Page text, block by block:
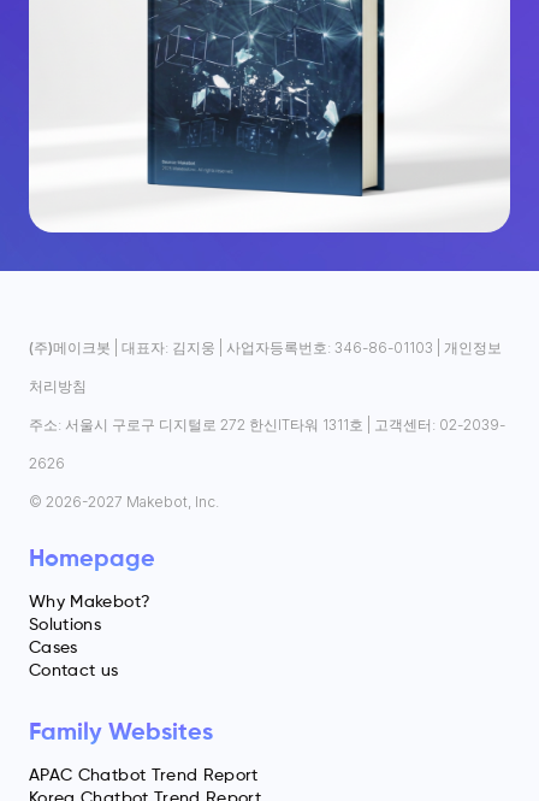
(주)메이크봇 | 대표자: 김지웅 | 사업자등록번호: 346-86-01103 | 개인정보
처리방침
주소: 서울시 구로구 디지털로 272 한신IT타워 1311호 | 고객센터: 02-2039-
2626
© 2026-2027 Makebot, Inc.
Homepage
Why Makebot?
Solutions
Cases
Contact us
Family Websites
APAC Chatbot Trend Report